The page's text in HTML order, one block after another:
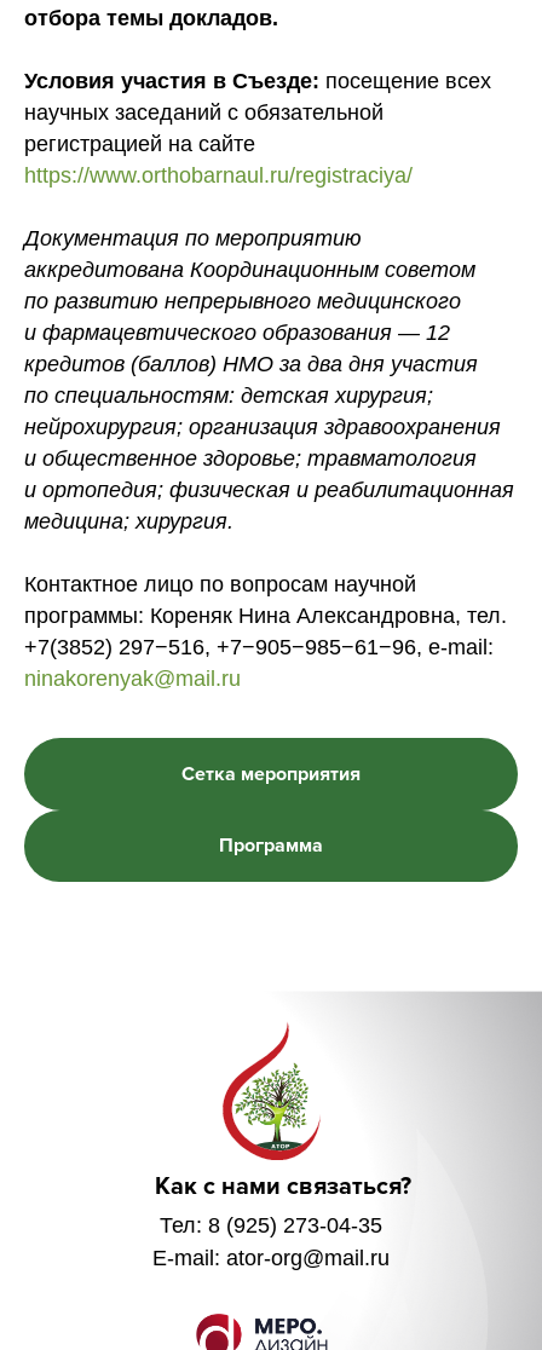
отбора темы докладов.
Условия участия в Съезде: посещение всех
научных заседаний с обязательной
регистрацией на сайте
https://www.orthobarnaul.ru/registraciya/
Документация по мероприятию
аккредитована Координационным советом
по развитию непрерывного медицинского
и фармацевтического образования — 12
кредитов (баллов) НМО за два дня участия
по специальностям: детская хирургия;
нейрохирургия; организация здравоохранения
и общественное здоровье; травматология
и ортопедия; физическая и реабилитационная
медицина; хирургия.
Контактное лицо по вопросам научной
программы: Кореняк Нина Александровна, тел.
+7(3852) 297−516, +7−905−985−61−96, e-mail:
ninakorenyak@mail.ru
Сетка мероприятия
Программа
Тел: 8 (925) 273-04-35
E-mail: ator-org@mail.ru
Как с нами связаться?